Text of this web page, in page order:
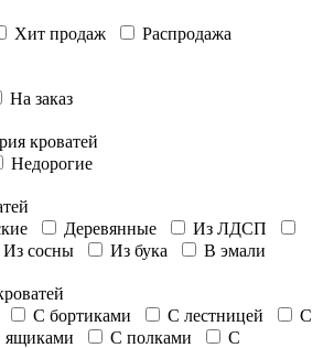
Хит продаж Распродажа
На заказ
кроватей
Недорогие
Деревянные
Из ЛДСП
Из сосны Из бука В эмали
С бортиками С лестницей
С
ящиками С полками
С